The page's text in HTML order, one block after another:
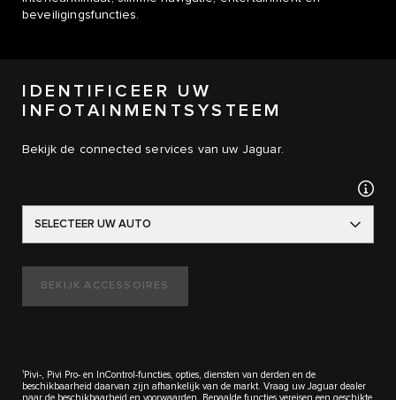
beveiligingsfuncties.
IDENTIFICEER UW
INFOTAINMENTSYSTEEM
Bekijk de connected services van uw Jaguar.
SELECTEER UW AUTO
BEKIJK ACCESSOIRES
1 Pivi-, Pivi Pro- en InControl-functies, opties, diensten van derden en de
beschikbaarheid daarvan zijn afhankelijk van de markt. Vraag uw Jaguar dealer
naar de beschikbaarheid en voorwaarden. Bepaalde functies vereisen een geschikte